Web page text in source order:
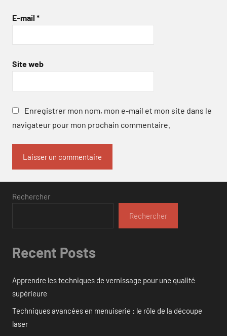
E-mail *
Site web
Enregistrer mon nom, mon e-mail et mon site dans le
navigateur pour mon prochain commentaire.
Rechercher
Rechercher
Recent Posts
Apprendre les techniques de vernissage pour une qualité
supérieure
Techniques avancées en menuiserie : le rôle de la découpe
laser